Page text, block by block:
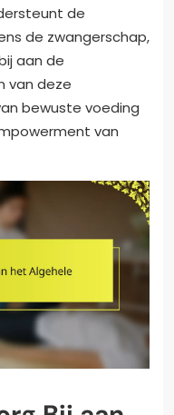
de
de zwangerschap,
aan de
van deze
bewuste voeding
van